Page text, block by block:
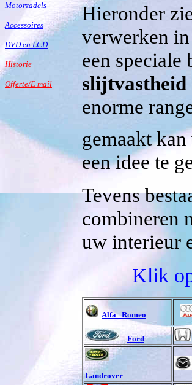
Motorzadels
Accessoires
DVD en LCD
Historie
Offerte/E mail
Hieronder
verwerken
een speciale
slijtvastheid
enorme
gemaakt
een idee te
Tevens
combineren
uw interieur
Klik
Alfa Romeo
Ford
Landrover